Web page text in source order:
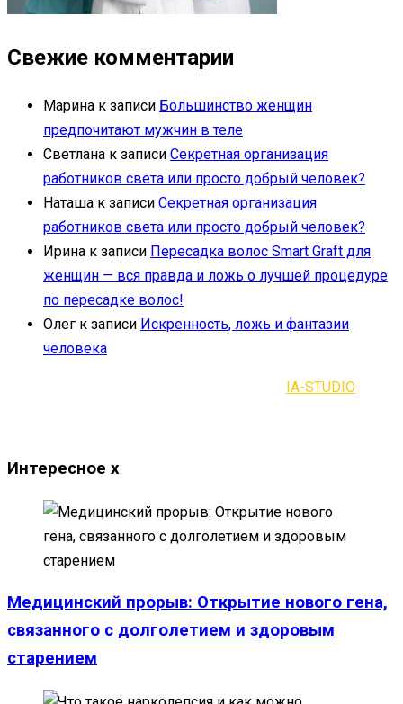
Свежие комментарии
Марина к записи Большинство женщин
предпочитают мужчин в теле
Светлана к записи Секретная организация
работников света или просто добрый человек?
Наташа к записи Секретная организация
работников света или просто добрый человек?
Ирина к записи Пересадка волос Smart Graft для
женщин — вся правда и ложь о лучшей процедуре
по пересадке волос!
Олег к записи Искренность, ложь и фантазии
человека
IA-STUDIO
Интересное x
Медицинский прорыв: Открытие нового гена,
связанного с долголетием и здоровым
старением